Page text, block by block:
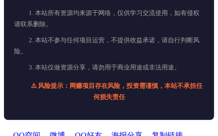
1. 本站所有资源均来源于网络，仅供学习交流使用，如有侵权
请联系删除。
2. 本站不参与任何项目运营，不提供收益承诺，请自行判断风
险。
3. 本站仅做资源分享，请勿用于商业用途或非法用途。
⚠️ 风险提示：网赚项目存在风险，投资需谨慎，本站不承担任
何损失责任